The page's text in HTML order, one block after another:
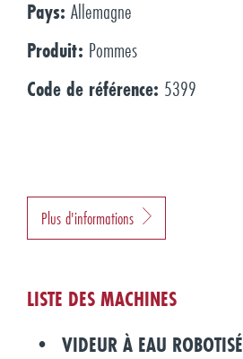
Pays: Allemagne
Produit: Pommes
Code de référence: 5399
Plus d'informations
LISTE DES MACHINES
VIDEUR À EAU ROBOTISÉ